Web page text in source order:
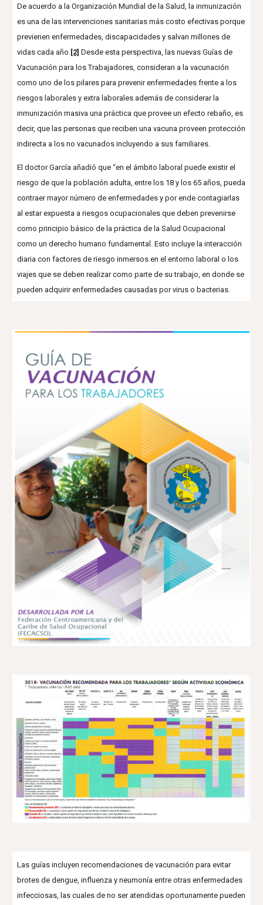
De acuerdo a la Organización Mundial de la Salud, la inmunización
es una de las intervenciones sanitarias más costo efectivas porque
previenen enfermedades, discapacidades y salvan millones de
vidas cada año.[2] Desde esta perspectiva, las nuevas Guías de
Vacunación para los Trabajadores, consideran a la vacunación
como uno de los pilares para prevenir enfermedades frente a los
riesgos laborales y extra laborales además de considerar la
inmunización masiva una práctica que provee un efecto rebaño, es
decir, que las personas que reciben una vacuna proveen protección
indirecta a los no vacunados incluyendo a sus familiares.
El doctor García añadió que “en el ámbito laboral puede existir el
riesgo de que la población adulta, entre los 18 y los 65 años, pueda
contraer mayor número de enfermedades y por ende contagiarlas
al estar expuesta a riesgos ocupacionales que deben prevenirse
como principio básico de la práctica de la Salud Ocupacional
como un derecho humano fundamental. Esto incluye la interacción
diaria con factores de riesgo inmersos en el entorno laboral o los
viajes que se deben realizar como parte de su trabajo, en donde se
pueden adquirir enfermedades causadas por virus o bacterias.
Las guías incluyen recomendaciones de vacunación para evitar
brotes de dengue, influenza y neumonía entre otras enfermedades
infecciosas, las cuales de no ser atendidas oportunamente pueden